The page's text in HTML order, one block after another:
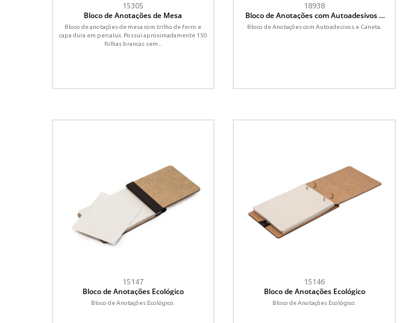
15305
Bloco de Anotações de Mesa
Bloco de anotações de mesa com trilho de ferro e
capa dura em percalux. Possui aproximadamente 150
folhas brancas sem...
18938
Bloco de Anotações com Autoadesivos e
Caneta
Bloco de Anotações com Autoadesivos e Caneta.
15147
Bloco de Anotações Ecológico
Bloco de Anotações Ecológico.
15146
Bloco de Anotações Ecológico
Bloco de Anotações Ecológico.